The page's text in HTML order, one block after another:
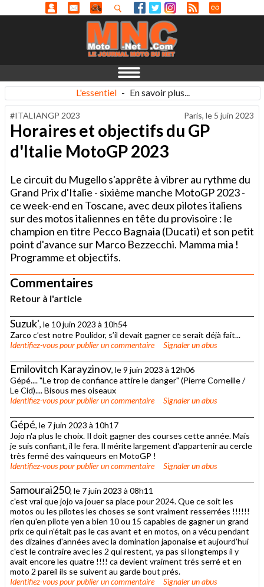
L'essentiel - En savoir plus...
#ITALIANGP 2023 Paris, le 5 juin 2023
Horaires et objectifs du GP
d'Italie MotoGP 2023
Le circuit du Mugello s'apprête à vibrer au rythme du
Grand Prix d'Italie - sixième manche MotoGP 2023 -
ce week-end en Toscane, avec deux pilotes italiens
sur des motos italiennes en tête du provisoire : le
champion en titre Pecco Bagnaia (Ducati) et son petit
point d'avance sur Marco Bezzecchi. Mamma mia !
Programme et objectifs.
Commentaires
Retour à l'article
Suzuk', le 10 juin 2023 à 10h54
Zarco c’est notre Poulidor, s’il devait gagner ce serait déjà fait...
Identifiez-vouspour publier un commentaire Signaler un abus
Emilovitch Karayzinov, le 9 juin 2023 à 12h06
Gépé.... "Le trop de confiance attire le danger" (Pierre Corneille /
Le Cid).... Bisous mes oiseaux
Identifiez-vouspour publier un commentaire Signaler un abus
Gépé, le 7 juin 2023 à 10h17
Jojo n'a plus le choix. Il doit gagner des courses cette année. Mais
je suis confiant, il le fera. Il mérite largement d'appartenir au cercle
très fermé des vainqueurs en MotoGP !
Identifiez-vouspour publier un commentaire Signaler un abus
Samourai250, le 7 juin 2023 à 08h11
c'est vrai que jojo va jouer sa place pour 2024. Que ce soit les
motos ou les pilotes les choses se sont vraiment resserrées !!!!!!
rien qu'en pilote yen a bien 10 ou 15 capables de gagner un grand
prix ce qui n'était pas le cas avant et en motos, on a vécu pendant
des dizaines d'années avec la domination japonaise et aujourd'hui
c'est le contraire avec les 2 qui restent, ya pas si longtemps il y
avait encore les quatre !!!! ca devient vraiment trés serré et en
moto 2 pareil ils se suivent au garde bout prés.
Identifiez-vouspour publier un commentaire Signaler un abus